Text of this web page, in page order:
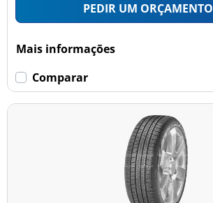
PEDIR UM ORÇAMENTO
Mais informações
Comparar